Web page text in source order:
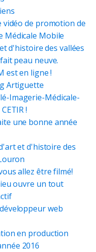
vidéo de promotion de
Médicale Mobile
d'histoire des vallées
peau neuve.
est en ligne !
Artiguette
Imagerie-Médicale-
!
une bonne année
et d'histoire des
allez être filmé!
ouvre un tout
web
en production
2016